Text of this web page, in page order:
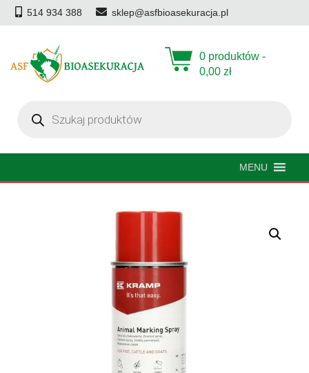
514 934 388 sklep@asfbioasekuracja.pl
0 produktów -
0,00 zł
produktów
MENU